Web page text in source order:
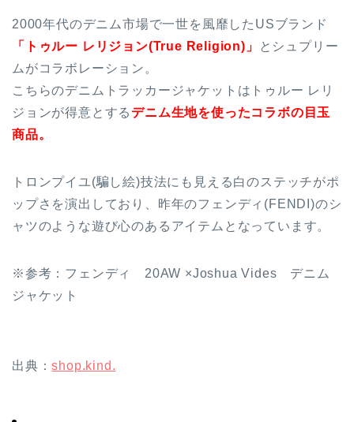
2000年代のデニム市場で一世を風靡したUSブランド
「トゥルー レリジョン(True Religion)」
とシュプリー
ムがコラボレーション。
こちらのデニムトラッカージャケットはトゥルー レリ
ジョンが得意とする デニム生地を使ったコラボの目玉
商品。
トロンプイユ(騙し絵)技法にも見える白のステッチがポ
ップさを演出しており、昨年のフェンディ(FENDI)のシ
ャツのような遊び心のあるアイテムとなっています。
※参考：フェンディ 20AW ×Joshua Vides デニム
ジャケット
出典：shop.kind.